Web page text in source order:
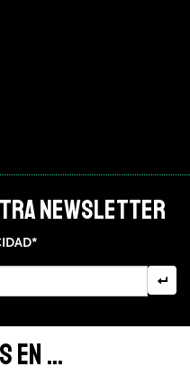
NEWSLETTER
EN ...